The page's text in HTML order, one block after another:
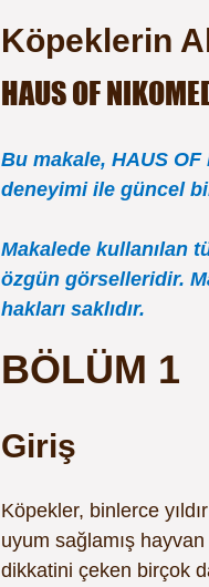
Köpeklerin
HAUS OF
Bu makale, HAUS
deneyimi ile güncel
Makalede kullanılan
özgün görselleridir.
hakları saklıdır.
BÖLÜM 1
Giriş
Köpekler, binlerce
uyum sağlamış
dikkatini çeken birçok